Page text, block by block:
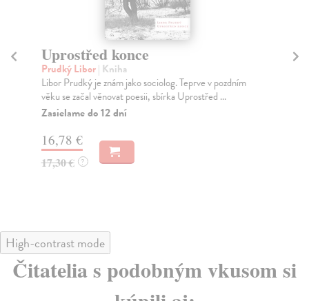
Uprostřed konce
Prudký Libor| Kniha
Libor Prudký je znám jako sociolog. Teprve v pozdním
věku se začal věnovat poesii, sbírka Uprostřed ...
Zasielame do 12 dní
16,78 €
17,30 € ?
High-contrast mode
Čitatelia s podobným vkusom si